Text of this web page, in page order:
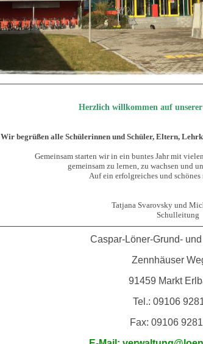
Herzlich willkommen auf unserer
Wir begrüßen alle Schülerinnen und Schüler, Eltern,
Gemeinsam starten wir in ein buntes Jahr mit
gemeinsam zu lernen, zu wachsen und
Auf ein erfolgreiches und schönes
Tatjana Svarovsky und
Schulleitung
Caspar-Löner-Grund-
Zennhäuser
91459 Markt
Tel.: 09106
Fax: 09106